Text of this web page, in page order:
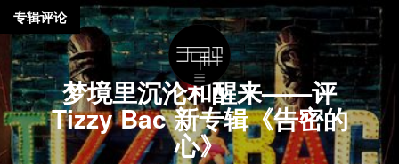
梦境里沉沦和醒来——评
Tizzy Bac 新专辑《告密的
心》
专辑评论